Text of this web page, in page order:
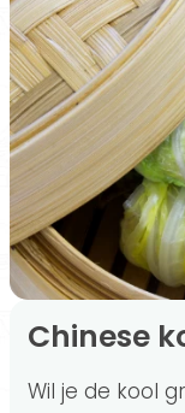
Chinese
Wil je de kool